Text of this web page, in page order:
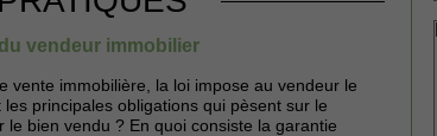
vendeur immobilier
vente immobilière, la loi impose au vendeur le
principales obligations qui pèsent sur le
bien vendu ? En quoi consiste la garantie